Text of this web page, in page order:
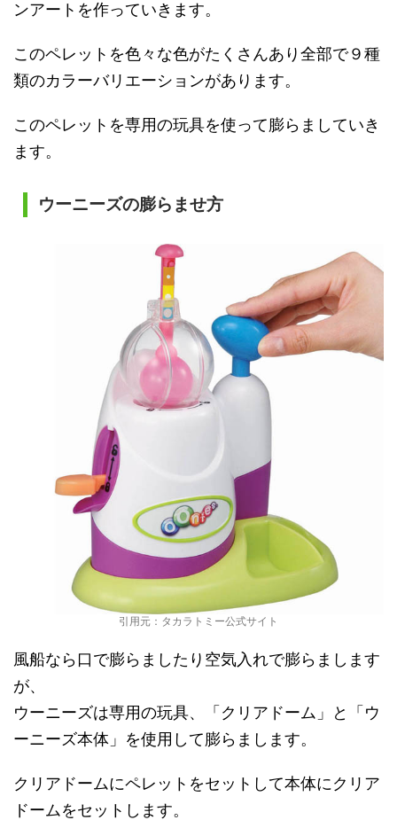
ンアートを作っていきます。
このペレットを色々な色がたくさんあり全部で９種
類のカラーバリエーションがあります。
このペレットを専用の玩具を使って膨らましていき
ます。
ウーニーズの膨らませ方
引用元：タカラトミー公式サイト
風船なら口で膨らましたり空気入れで膨らまします
が、
ウーニーズは専用の玩具、「クリアドーム」と「ウ
ーニーズ本体」を使用して膨らまします。
クリアドームにペレットをセットして本体にクリア
ドームをセットします。